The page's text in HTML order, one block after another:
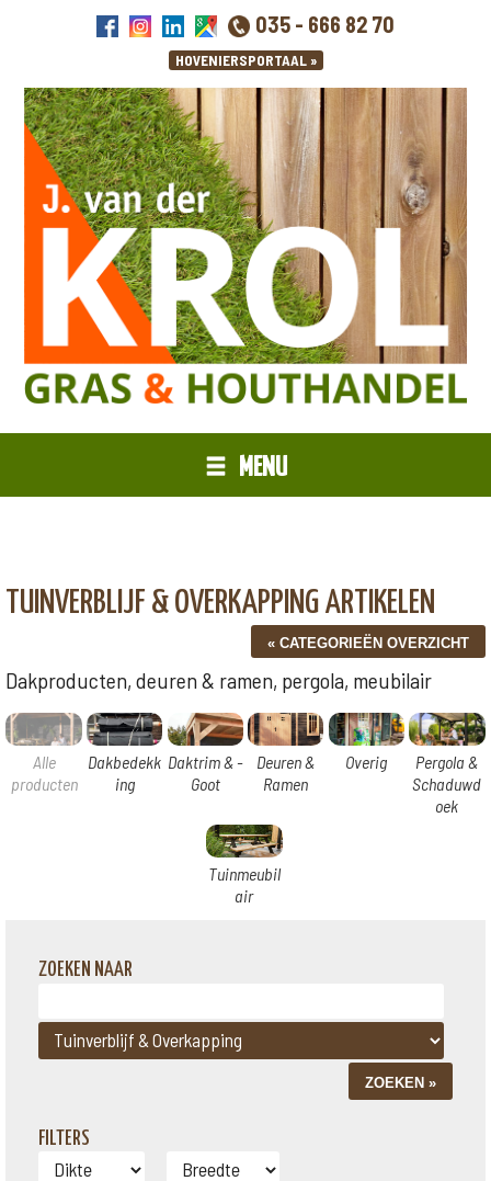
035 - 666 82 70
MENU
TUINVERBLIJF & OVERKAPPING ARTIKELEN
Dakproducten, deuren & ramen, pergola, meubilair
Alle
producten
Dakbedekk
ing
Daktrim & -
Goot
Deuren &
Ramen
Overig
Pergola &
Schaduwd
oek
Tuinmeubil
air
ZOEKEN NAAR
FILTERS